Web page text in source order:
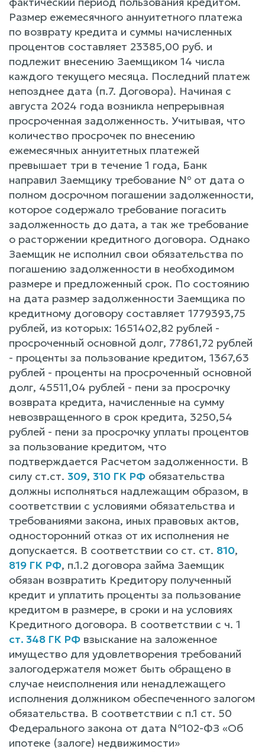
Размер ежемесячного аннуитетного платежа
по возврату кредита и суммы начисленных
процентов составляет 23385,00 руб. и
подлежит внесению Заемщиком 14 числа
каждого текущего месяца. Последний платеж
непозднее дата (п.7. Договора). Начиная с
августа 2024 года возникла непрерывная
просроченная задолженность. Учитывая, что
количество просрочек по внесению
ежемесячных аннуитетных платежей
превышает три в течение 1 года, Банк
направил Заемщику требование № от дата о
полном досрочном погашении задолженности,
которое содержало требование погасить
задолженность до дата, а так же требование
о расторжении кредитного договора. Однако
Заемщик не исполнил свои обязательства по
погашению задолженности в необходимом
размере и предложенный срок. По состоянию
на дата размер задолженности Заемщика по
кредитному договору составляет 1779393,75
рублей, из которых: 1651402,82 рублей -
просроченный основной долг, 77861,72 рублей
- проценты за пользование кредитом, 1367,63
рублей - проценты на просроченный основной
долг, 45511,04 рублей - пени за просрочку
возврата кредита, начисленные на сумму
невозвращенного в срок кредита, 3250,54
рублей - пени за просрочку уплаты процентов
за пользование кредитом, что
подтверждается Расчетом задолженности. В
силу ст.ст. 309, 310 ГК РФ обязательства
должны исполняться надлежащим образом, в
соответствии с условиями обязательства и
требованиями закона, иных правовых актов,
односторонний отказ от их исполнения не
допускается. В соответствии со ст. ст. 810,
819 ГК РФ, п.1.2 договора займа Заемщик
обязан возвратить Кредитору полученный
кредит и уплатить проценты за пользование
кредитом в размере, в сроки и на условиях
Кредитного договора. В соответствии с ч. 1
ст. 348 ГК РФ взыскание на заложенное
имущество для удовлетворения требований
залогодержателя может быть обращено в
случае неисполнения или ненадлежащего
исполнения должником обеспеченного залогом
обязательства. В соответствии с п.1 ст. 50
Федерального закона от дата №102-ФЗ «Об
ипотеке (залоге) недвижимости»